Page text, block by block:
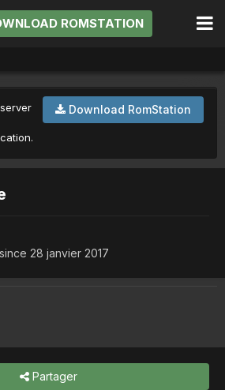
ROMSTATION
Download RomStation
28 janvier 2017
Partager